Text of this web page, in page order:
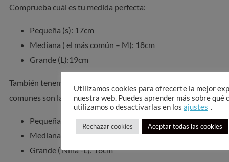
Comprueba cuál es tu medida perfecta:
Pequeña (s): 17cm
Mediana ( el más común – M): 18cm
Grande (L):19cm
También tenemos pulseras para niña. Las medidas más
comunes son las siguientes:
Pequeña (Niña -S):14cm
Mediana ( Niña -M):15cm
Grande ( Niña -L): 16cm
Utilizamos cookies para ofrecerte la mejor
nuestra web. Puedes aprender más sobre qué
utilizamos o desactivarlas en los ajustes .
Rechazar cookies Aceptar todas las cookies